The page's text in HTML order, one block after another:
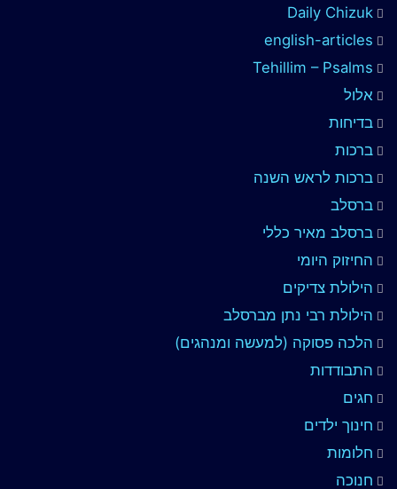
Daily Chizuk
english-articles
Tehillim – Psalms
אלול
בדיחות
ברכות
ברכות לראש השנה
ברסלב
ברסלב מאיר כללי
החיזוק היומי
הילולת צדיקים
הילולת רבי נתן מברסלב
הלכה פסוקה (למעשה ומנהגים)
התבודדות
חגים
חינוך ילדים
חלומות
חנוכה